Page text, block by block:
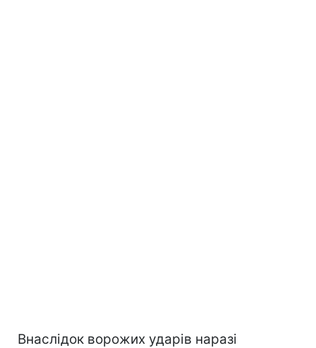
Внаслідок ворожих ударів наразі